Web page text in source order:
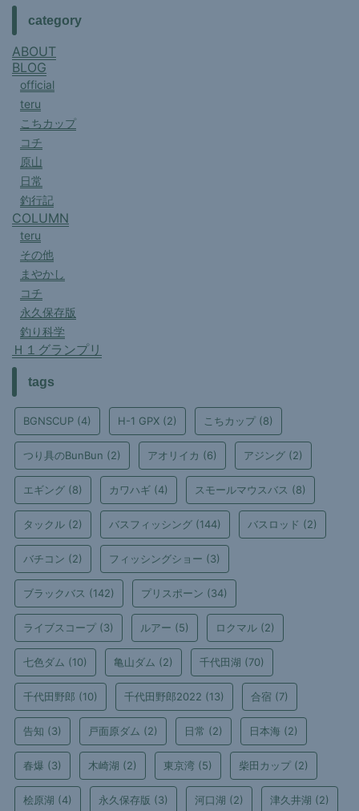
category
ABOUT
BLOG
official
teru
こちカップ
コチ
原山
日常
釣行記
COLUMN
teru
その他
まやかし
コチ
永久保存版
釣り科学
Ｈ１グランプリ
tags
BGNSCUP (4) H-1 GPX (2) こちカップ (8)
つり具のBunBun (2) アオリイカ (6) アジング (2)
エギング (8) カワハギ (4) スモールマウスバス (8)
タックル (2) バスフィッシング (144) バスロッド (2)
バチコン (2) フィッシングショー (3)
ブラックバス (142) プリスポーン (34)
ライブスコープ (3) ルアー (5) ロクマル (2)
七色ダム (10) 亀山ダム (2) 千代田湖 (70)
千代田野郎 (10) 千代田野郎2022 (13) 合宿 (7)
告知 (3) 戸面原ダム (2) 日常 (2) 日本海 (2)
春爆 (3) 木崎湖 (2) 東京湾 (5) 柴田カップ (2)
桧原湖 (4) 永久保存版 (3) 河口湖 (2) 津久井湖 (2)